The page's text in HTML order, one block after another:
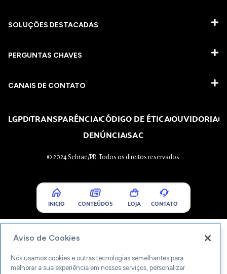
SOLUÇÕES DESTACADAS
PERGUNTAS CHAVES​
CANAIS DE CONTATO
LGPDTRANSPARÊNCIACÓDIGO DE ÉTICAOUVIDORIA
DENÚNCIASAC
© 2024 Sebrae/PR. Todos os direitos reservados.
INICIO CONTEÚDOS LOJA CONTATO
Aviso de Cookies
Nós usamos cookies e outras tecnologias semelhantes para
melhorar a sua experiência em nossos serviços, personalizar